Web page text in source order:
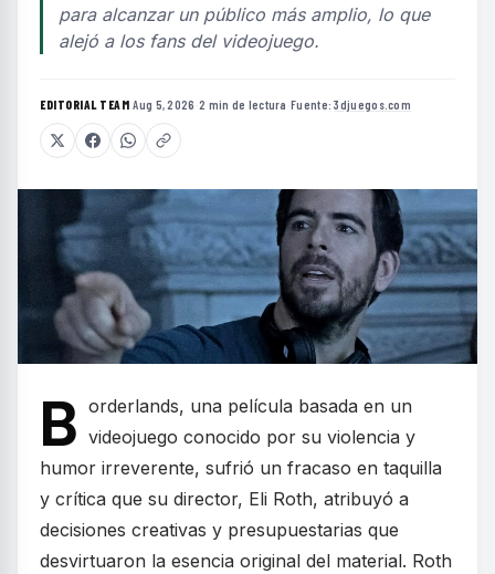
para alcanzar un público más amplio, lo que
alejó a los fans del videojuego.
EDITORIAL TEAM·Aug 5, 2026 ·2 min de lectura ·Fuente:3djuegos.com
B orderlands, una película basada en un
videojuego conocido por su violencia y
humor irreverente, sufrió un fracaso en taquilla
y crítica que su director, Eli Roth, atribuyó a
decisiones creativas y presupuestarias que
desvirtuaron la esencia original del material. Roth